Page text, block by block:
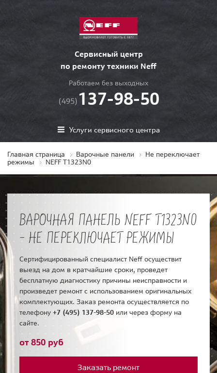
Сервисный центр
по ремонту техники Neff
Работаем без выходных
(495) 137-98-50
Услуги сервисного центра
Главная страница Варочные панели
Не переключает
режимы
NEFF T1323N0
ВАРОЧНАЯ ПАНЕЛЬ NEFF T1323N0
- НЕ ПЕРЕКЛЮЧАЕТ РЕЖИМЫ
Сертифицированный специалист Neff осуществит
выезд на дом в кратчайшие сроки, проведет
бесплатную диагностику причины неисправности и
произведет ремонт с использованием оригинальных
комплектующих. Заказ ремонта осуществляется по
телефону +7 (495) 137-98-50 или через форму на
сайте.
от 850 руб
Заказать ремонт